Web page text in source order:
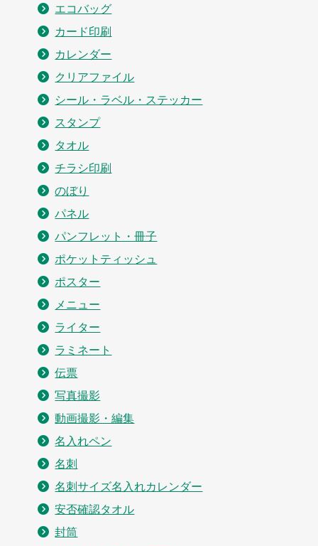
エコバッグ
カード印刷
カレンダー
クリアファイル
シール・ラベル・ステッカー
スタンプ
タオル
チラシ印刷
のぼり
パネル
パンフレット・冊子
ポケットティッシュ
ポスター
メニュー
ライター
ラミネート
伝票
写真撮影
動画撮影・編集
名入れペン
名刺
名刺サイズ名入れカレンダー
安否確認タオル
封筒